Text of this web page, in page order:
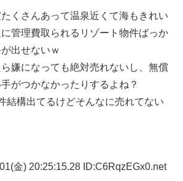
くさんあって温泉近くて海もきれい
管理費取られるリゾート物件ばっか
出せないｗ
嫌になっても絶対売れないし、無償
がつかなかったりするよね？
結構出てるけどそんなに売れてない
金) 20:25:15.28 ID:C6RqzEGx0.net